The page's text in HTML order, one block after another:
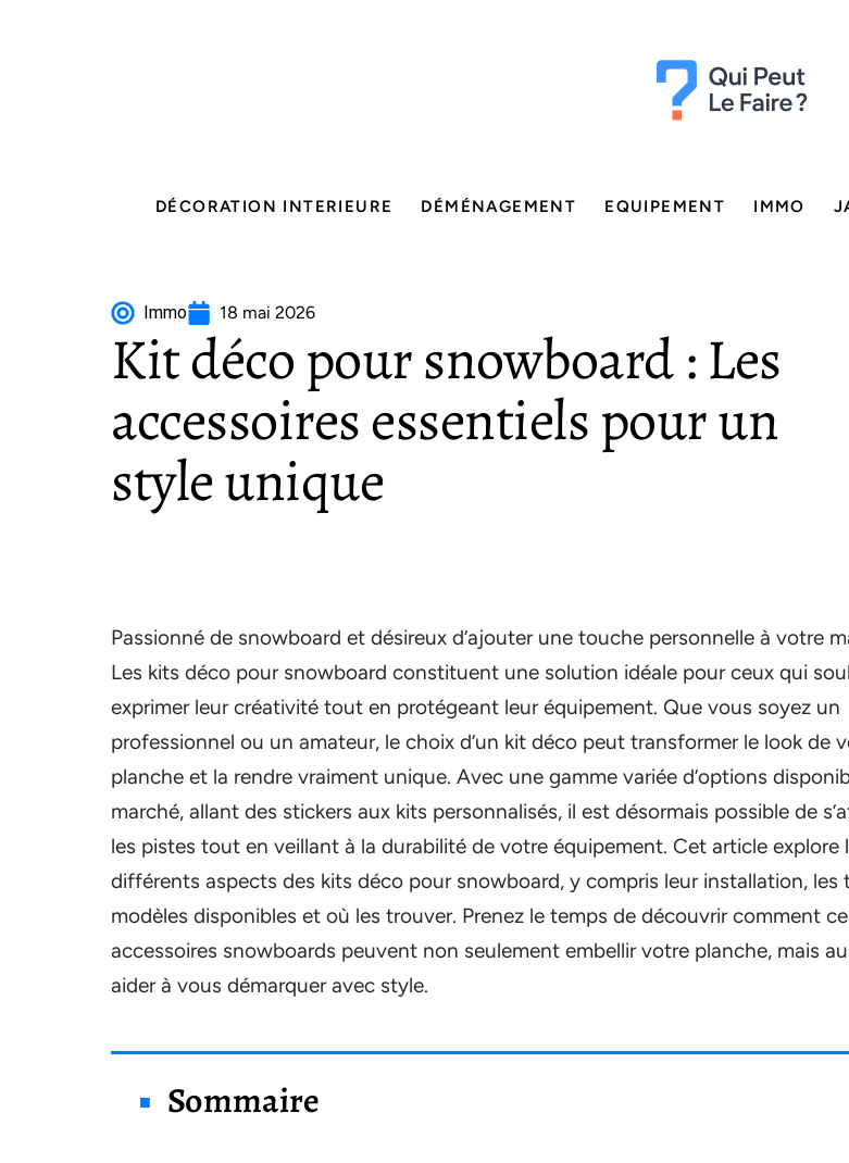
DÉCORATION INTERIEURE DÉMÉNAGEMENT EQUIPEMENT IMMO
Immo 18 mai 2026
Kit déco pour snowboard : Les
accessoires essentiels pour un
style unique
Passionné de snowboard et désireux d’ajouter une touche personnelle à votre
Les kits déco pour snowboard constituent une solution idéale pour ceux qui
exprimer leur créativité tout en protégeant leur équipement. Que vous soyez un
professionnel ou un amateur, le choix d’un kit déco peut transformer le look de
planche et la rendre vraiment unique. Avec une gamme variée d’options
marché, allant des stickers aux kits personnalisés, il est désormais possible de
les pistes tout en veillant à la durabilité de votre équipement. Cet article explore
différents aspects des kits déco pour snowboard, y compris leur installation, les
modèles disponibles et où les trouver. Prenez le temps de découvrir comment
accessoires snowboards peuvent non seulement embellir votre planche, mais
aider à vous démarquer avec style.
Sommaire